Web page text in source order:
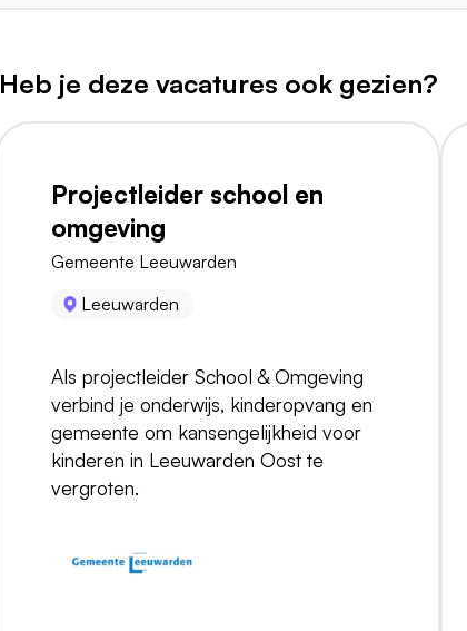
Heb je deze vacatures ook gezien?
Projectleider school en
omgeving
Gemeente Leeuwarden
Leeuwarden
Als projectleider School & Omgeving
verbind je onderwijs, kinderopvang en
gemeente om kansengelijkheid voor
kinderen in Leeuwarden Oost te
vergroten.